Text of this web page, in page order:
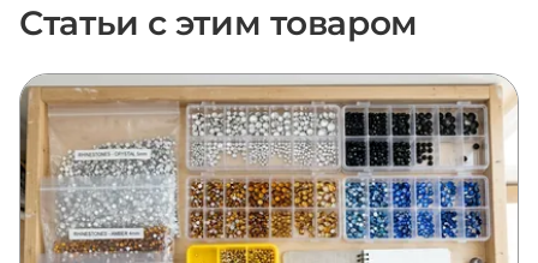
Статьи с этим товаром